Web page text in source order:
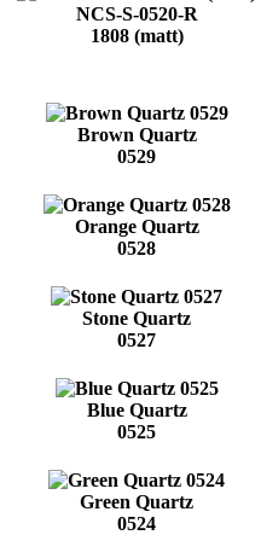
NCS-S-0520-R
1808 (matt)
Brown Quartz
0529
Orange Quartz
0528
Stone Quartz
0527
Blue Quartz
0525
Green Quartz
0524